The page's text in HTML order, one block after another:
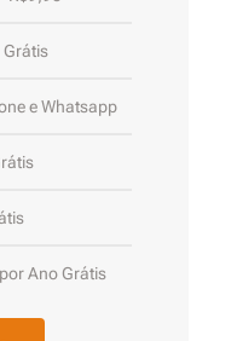
Grátis
e Whatsapp
Ano Grátis